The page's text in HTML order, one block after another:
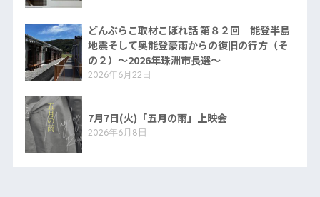
どんぶらこ取材こぼれ話 第８２回 能登半島
地震そして奥能登豪雨からの復旧の行方（そ
の２）〜2026年珠洲市長選〜
2026年6月22日
7月7日(火)「五月の雨」上映会
2026年6月8日